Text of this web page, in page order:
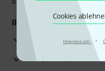
Cookies
Impressum ·
Ihre Vorteile
3 Jahre Thomann
30 Tage Money-Back-